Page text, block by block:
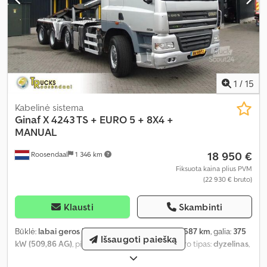
1 / 15
Roosendaal 1 346 km
Kabelinė sistema
GinafX 4243 TS + EURO 5 + 8X4 +
MANUAL
18 950 €
Fiksuota kaina plius PVM
(22 930 € bruto)
Klausti Skambinti
Būklė: labai geros būklės (naudotas), rida:830 587 km, galia: 375
kW (509,86 AG), pirmoji registracija:11/2010, kuro tipas:dyzelinas,
, ratų bazė:6 900 mm
Išsaugoti paiešką